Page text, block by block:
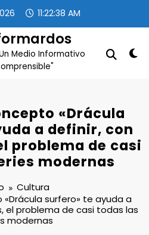
11:22:39 AM
Medio Informativo
«Drácula
a definir, con
problema de casi
modernas
Cultura
surfero» te ayuda a
el problema de casi todas las
modernas